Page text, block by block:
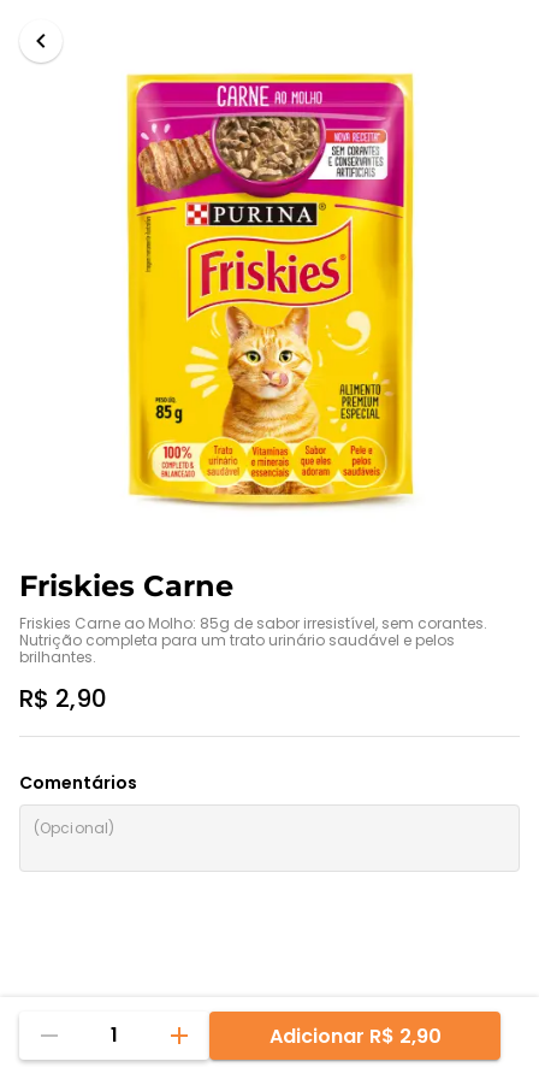
Friskies Carne
Friskies Carne ao Molho: 85g de sabor irresistível, sem corantes.
Nutrição completa para um trato urinário saudável e pelos
brilhantes.
R$ 2,90
Comentários
1 Adicionar R$ 2,90